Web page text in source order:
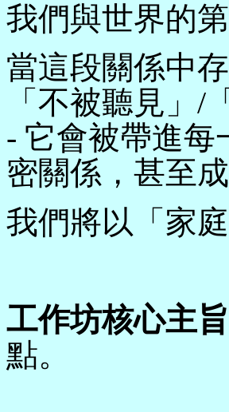
我們與世界的
當這段關係中
「不被聽見」
- 它會被帶進每
密關係，甚至
我們將以「家
工作坊核心主旨
點。